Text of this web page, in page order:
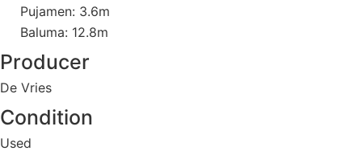
Pujamen: 3.6m
Baluma: 12.8m
Producer
De Vries
Condition
Used